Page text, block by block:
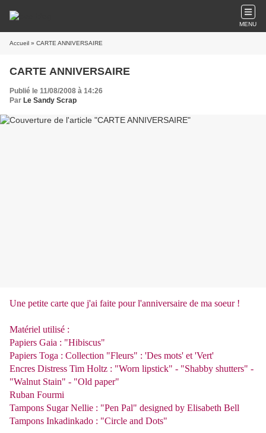
MENU
Accueil » CARTE ANNIVERSAIRE
CARTE ANNIVERSAIRE
Publié le 11/08/2008 à 14:26
Par Le Sandy Scrap
Une petite carte que j'ai faite pour l'anniversaire de ma soeur !
Matériel utilisé :
Papiers Gaia : "Hibiscus"
Papiers Toga : Collection "Fleurs" : 'Des mots' et 'Vert'
Encres Distress Tim Holtz : "Worn lipstick" - "Shabby shutters" -
"Walnut Stain" - "Old paper"
Ruban Fourmi
Tampons Sugar Nellie : "Pen Pal" designed by Elisabeth Bell
Tampons Inkadinkado : "Circle and Dots"